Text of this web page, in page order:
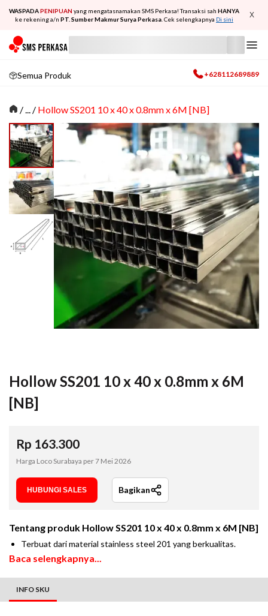
WASPADAPENIPUAN yang mengatasnamakan SMS Perkasa! Transaksi sah HANYA
ke rekening a/n PT. Sumber Makmur Surya Perkasa . Cek selengkapnya Di sini X
Semua Produk +628112689889
/... / Hollow SS201 10 x 40 x 0.8mm x 6M [NB]
Hollow SS201 10 x 40 x 0.8mm x 6M
[NB]
Rp 163.300
Harga Loco Surabaya per7 Mei 2026
HUBUNGI SALES Bagikan
Tentang produk Hollow SS201 10 x 40 x 0.8mm x 6M [NB]
Terbuat dari material stainless steel 201 yang berkualitas.
Baca selengkapnya...
INFO SKU